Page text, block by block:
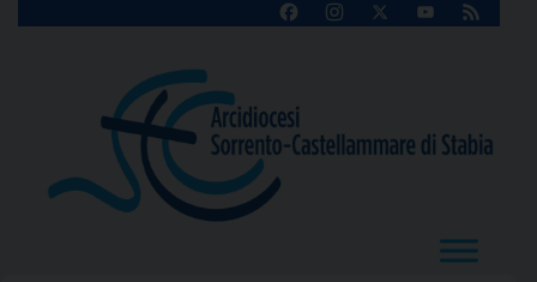
FacebookInstagram
X
YouTube
Feed